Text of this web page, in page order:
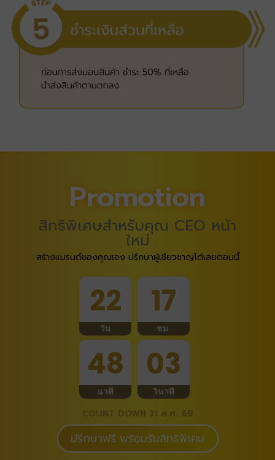
Promotion
สิทธิพิเศษสำหรับคุณ CEO หน้า
ใหม่
สร้างแบรนด์ของคุณเอง ปรีกษาผู้เชียวชาญได้เลยตอนนี้
22
วัน
17
ชม.
48
นาที
02
วินาที
COUNT DOWN 31 ส.ค. 69
ปรีกษาฟรี พร้อมรับสิทธิพิเศษ